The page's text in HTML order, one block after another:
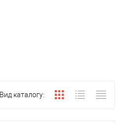
Вид каталогу: